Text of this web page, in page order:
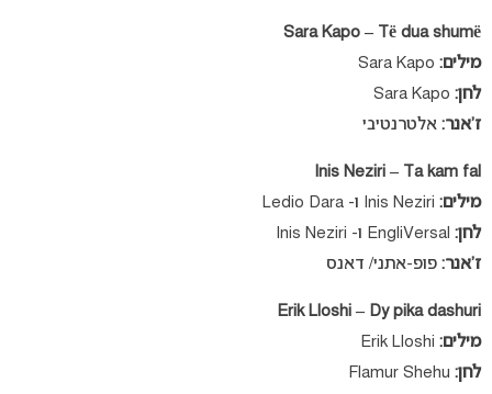
Sara Kapo – Të dua shumë
מילים:
לחן:
ז’אנר: אלטרנטיבי
Inis Neziri – Ta kam fal
מילים:
לחן:
ז’אנר: פופ-אתני/ דאנס
Erik Lloshi – Dy pika dashuri
מילים:
לחן: